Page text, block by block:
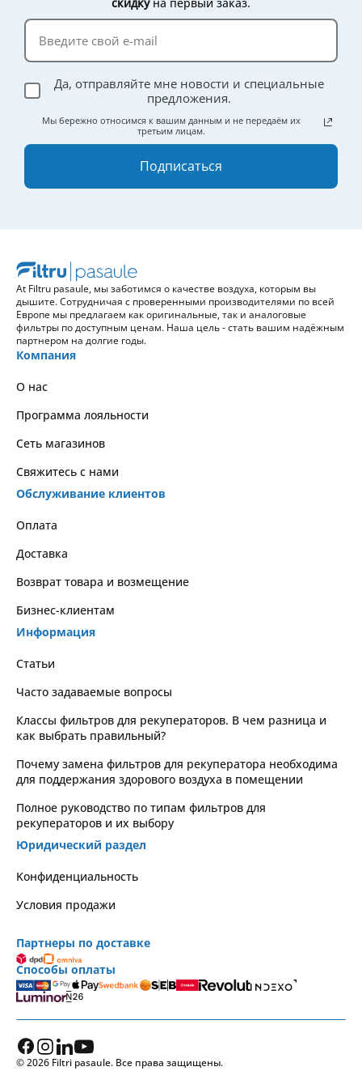
эффективности.
Да, отправляйте мне новости и специальные
предложения.
Мы бережно относимся к вашим данным и не передаём их
третьим лицам.
Подписаться
At Filtru pasaule, мы заботимся о качестве воздуха, которым вы
дышите. Сотрудничая с проверенными производителями по всей
Европе мы предлагаем как оригинальные, так и аналоговые
фильтры по доступным ценам. Наша цель - стать вашим надёжным
партнером на долгие годы.
Компания
О нас
Программа лояльности
Сеть магазинов
Свяжитесь с нами
Обслуживание клиентов
Оплата
Доставка
Возврат товара и возмещение
Бизнес-клиентам
Информация
Статьи
Часто задаваемые вопросы
Классы фильтров для рекуператоров. В чем разница и
как выбрать правильный?
Почему замена фильтров для рекуператора необходима
для поддержания здорового воздуха в помещении
Полное руководство по типам фильтров для
рекуператоров и их выбору
Юридический раздел
Kонфиденциальность
Условия продажи
Партнеры по доставке
Способы оплаты
© 2026 Filtri pasaule. Все права защищены.